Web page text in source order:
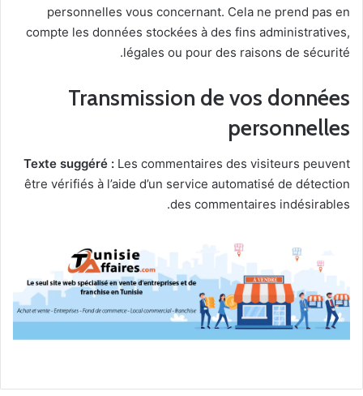
personnelles vous concernant. Cela ne prend pas en
compte les données stockées à des fins administratives,
légales ou pour des raisons de sécurité.
Transmission de vos données
personnelles
Texte suggéré : Les commentaires des visiteurs peuvent
être vérifiés à l’aide d’un service automatisé de détection
des commentaires indésirables.